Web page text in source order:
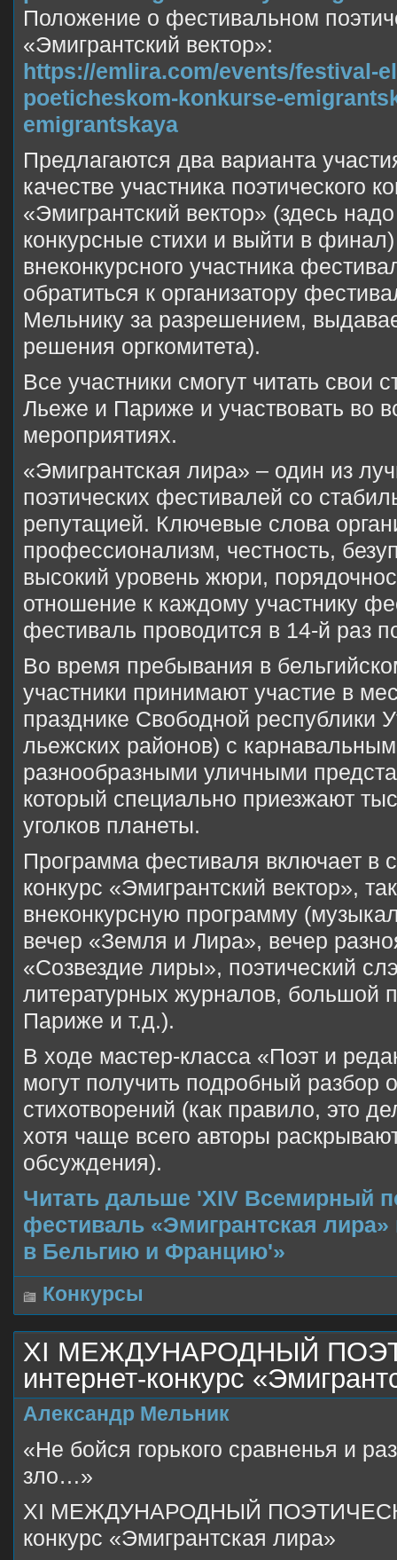
Положение о фестивальном
«Эмигрантский вектор»:
https://emlira.com/events/festival-
poeticheskom-konkurse-
emigrantskaya
Предлагаются два варианта
качестве участника поэтического
«Эмигрантский вектор» (здесь
конкурсные стихи и выйти в финал)
внеконкурсного участника
обратиться к организатору
Мельнику за разрешением,
решения оргкомитета).
Все участники смогут читать свои
Льеже и Париже и участвовать во
мероприятиях.
«Эмигрантская лира» – один из
поэтических фестивалей со
репутацией. Ключевые слова
профессионализм, честность,
высокий уровень жюри,
отношение к каждому участнику
фестиваль проводится в 14-й раз
Во время пребывания в
участники принимают участие в
празднике Свободной республики
льежских районов) с
разнообразными уличными
который специально приезжают
уголков планеты.
Программа фестиваля включает в
конкурс «Эмигрантский вектор»,
внеконкурсную программу
вечер «Земля и Лира», вечер
«Созвездие лиры», поэтический
литературных журналов, большой
Париже и т.д.).
В ходе мастер-класса «Поэт и
могут получить подробный разбор
стихотворений (как правило, это
хотя чаще всего авторы
обсуждения).
Читать дальше 'XIV Всемирный
фестиваль «Эмигрантская лира»
в Бельгию и Францию'»
Конкурсы
XI МЕЖДУНАРОДНЫЙ
интернет-конкурс
Александр Мельник
«Не бойся горького сравненья и
зло…»
XI МЕЖДУНАРОДНЫЙ
конкурс «Эмигрантская лира»